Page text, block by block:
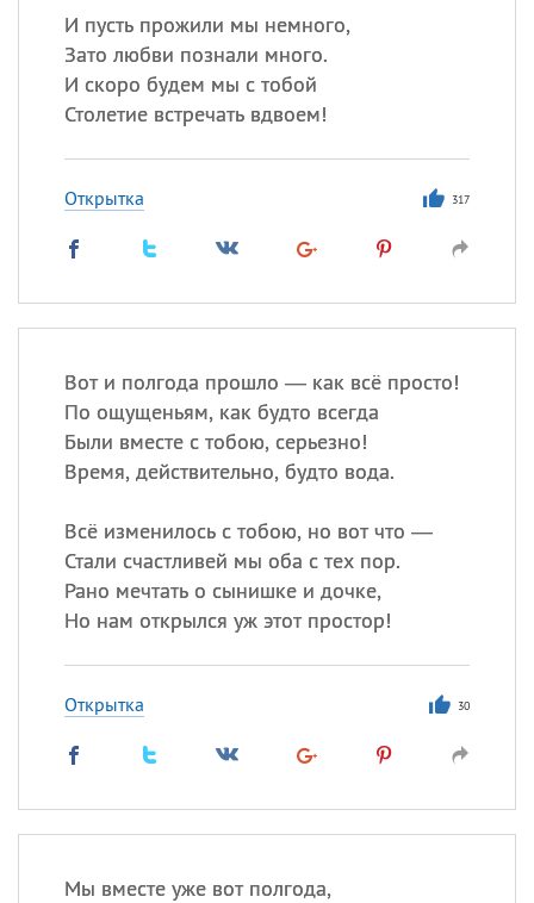
И пусть прожили мы немного,
Зато любви познали много.
И скоро будем мы с тобой
Столетие встречать вдвоем!
Открытка 317
Вот и полгода прошло — как всё просто!
По ощущеньям, как будто всегда
Были вместе с тобою, серьезно!
Время, действительно, будто вода.
Всё изменилось с тобою, но вот что —
Стали счастливей мы оба с тех пор.
Рано мечтать о сынишке и дочке,
Но нам открылся уж этот простор!
Открытка 30
Мы вместе уже вот полгода,